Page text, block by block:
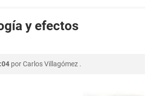
y efectos
porCarlos Villagómez .